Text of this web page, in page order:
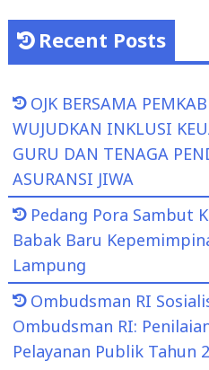
Recent Posts
OJK BERSAMA
WUJUDKAN INKLUSI
GURU DAN TENAGA
ASURANSI JIWA
Pedang Pora Sambut
Babak Baru
Lampung
Ombudsman RI
Ombudsman RI:
Pelayanan Publik Tahun